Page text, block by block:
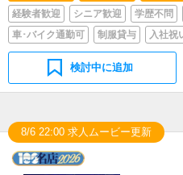
経験者歓迎
シニア歓迎 学歴不問
車･バイク通勤可
制服貸与 入社祝
検討中に追加
8/6 22:00 求人ムービー更新